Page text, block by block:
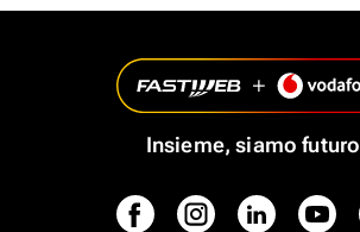
Insieme, siamo futuro